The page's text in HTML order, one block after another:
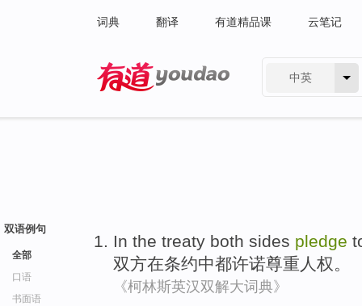
词典 翻译 有道精品课 云笔记
中英
双语例句
全部
口语
书面语
In the treaty both sides pledge
双方在条约中都许诺尊重 人权。
《柯林斯英汉双解大词典》